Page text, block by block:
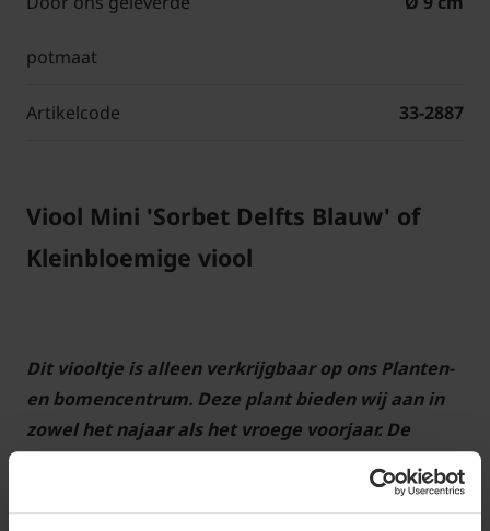
potmaat
Artikelcode 33-2887
Viool Mini 'Sorbet Delfts Blauw' of
Kleinbloemige viool
Dit viooltje is alleen verkrijgbaar op ons Planten-
en bomencentrum. Deze plant bieden wij aan in
zowel het najaar als het vroege voorjaar. De
najaarsperiode waarbinnen wij deze plant
aanbieden ligt globaal tussen eind september en
midden november; in het voorjaar tussen de